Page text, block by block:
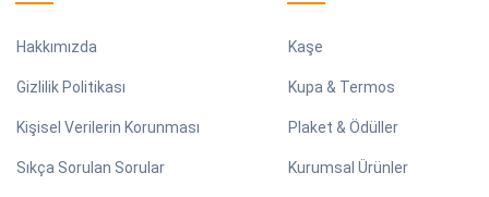
Hakkımızda
Gizlilik Politikası
Kişisel Verilerin Korunması
Sıkça Sorulan Sorular
Kaşe
Kupa & Termos
Plaket & Ödüller
Kurumsal Ürünler